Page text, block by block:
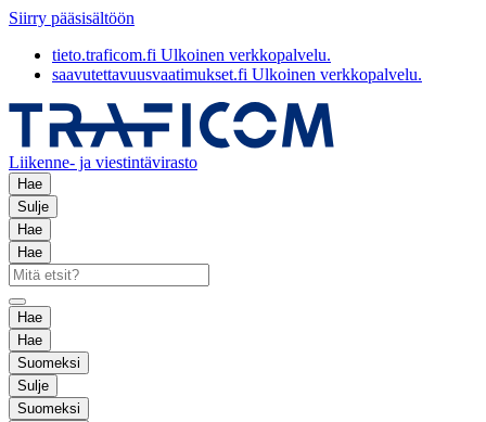
Siirry pääsisältöön
tieto.traficom.fi Ulkoinen verkkopalvelu.
saavutettavuusvaatimukset.fi Ulkoinen verkkopalvelu.
Liikenne- ja viestintävirasto
Hae
Sulje
Hae
Hae
Hae
Hae
Suomeksi
Sulje
Suomeksi